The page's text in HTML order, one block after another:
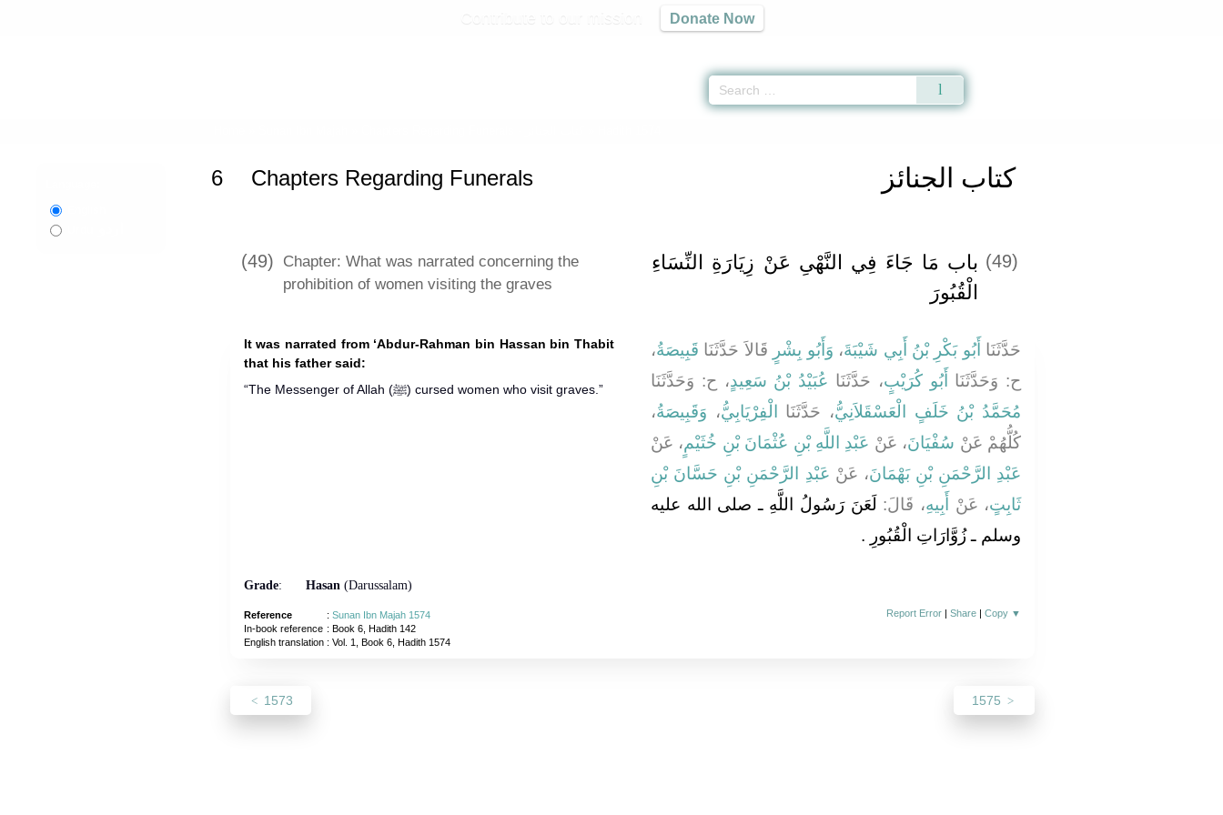
Donate Now
كتاب الجنائز 6 Chapters Regarding Funerals
(49) Chapter: What was narrated concerning the
prohibition of women visiting the graves
(49) باب مَا جَاءَ فِي النَّهْىِ عَنْ زِيَارَةِ النِّسَاءِ
الْقُبُورَ
It was narrated from ‘Abdur-Rahman bin Hassan bin Thabit
that his father said:
“The Messenger of Allah (ﷺ) cursed women who visit graves.”
حَدَّثَنَا أَبُو بَكْرِ بْنُ أَبِي شَيْبَةَ، وَأَبُو بِشْرٍ قَالاَ حَدَّثَنَا قَبِيصَةُ،
ح: وَحَدَّثَنَا أَبُو كُرَيْبٍ، حَدَّثَنَا عُبَيْدُ بْنُ سَعِيدٍ، ح: وَحَدَّثَنَا
مُحَمَّدُ بْنُ خَلَفٍ الْعَسْقَلاَنِيُّ، حَدَّثَنَا الْفِرْيَابِيُّ، وَقَبِيصَةُ،
كُلُّهُمْ عَنْ سُفْيَانَ، عَنْ عَبْدِ اللَّهِ بْنِ عُثْمَانَ بْنِ خُثَيْمٍ، عَنْ
عَبْدِ الرَّحْمَنِ بْنِ بَهْمَانَ، عَنْ عَبْدِ الرَّحْمَنِ بْنِ حَسَّانَ بْنِ
ثَابِتٍ، عَنْ أَبِيهِ، قَالَ: لَعَنَ رَسُولُ اللَّهِ ـ صلى الله عليه
وسلم ـ زُوَّارَاتِ الْقُبُورِ ‏.‏
Grade: Hasan(Darussalam)
Reference : Sunan Ibn Majah 1574
In-book reference : Book 6, Hadith 142
English translation: Vol. 1, Book 6, Hadith 1574
Report Error |Share |Copy ▼
1573 1575